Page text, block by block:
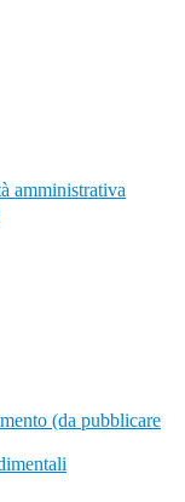
amministrativa
(da pubblicare